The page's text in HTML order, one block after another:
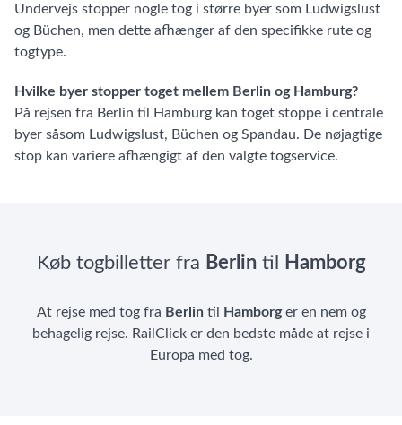
Undervejs stopper nogle tog i større byer som Ludwigslust
og Büchen, men dette afhænger af den specifikke rute og
togtype.
Hvilke byer stopper toget mellem Berlin og Hamburg?
På rejsen fra Berlin til Hamburg kan toget stoppe i centrale
byer såsom Ludwigslust, Büchen og Spandau. De nøjagtige
stop kan variere afhængigt af den valgte togservice.
Køb togbilletter fra Berlintil Hamborg
At rejse med tog fra Berlintil Hamborger en nem og
behagelig rejse. RailClick er den bedste måde at rejse i
Europa med tog.